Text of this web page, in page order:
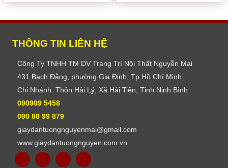
THÔNG TIN LIÊN HỆ
Công Ty TNHH TM DV Trang Trí Nội Thất Nguyễn Mai
431 Bạch Đằng, phường Gia Định, Tp.Hồ Chí Minh.
Chi Nhánh: Thôn Hải Lý, Xã Hải Tiến, Tỉnh Ninh Bình
090909 5458
090 88 99 879
giaydantuongnguyenmai@gmail.com
www.giaydantuongnguyen.com.vn